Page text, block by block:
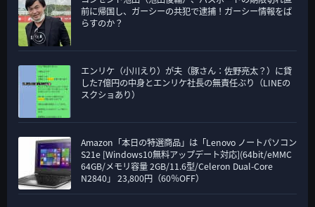
前に帰国し、ガーシーの共犯で逮捕！ガーシー情報をば
らすのか？
エンリケ（小川えり）が夫（豚さん：佐野亮太？）に貸
した7億円の中身とエンリケ社長の無責任ぶり（LINEの
スクショあり）
Amazon「本日の特選商品」は「Lenovo ノートパソコン
S21e [Windows10無料アップデート対応](64bit/eMMC
64GB/メモリ容量 2GB/11.6型/Celeron Dual-Core
N2840」 23,800円（60％OFF）